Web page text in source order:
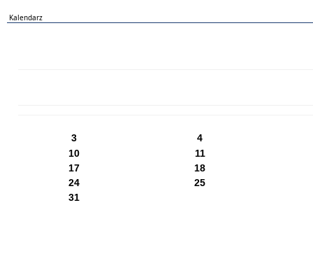
Kalendarz
3
4
10
11
17
18
24
25
31